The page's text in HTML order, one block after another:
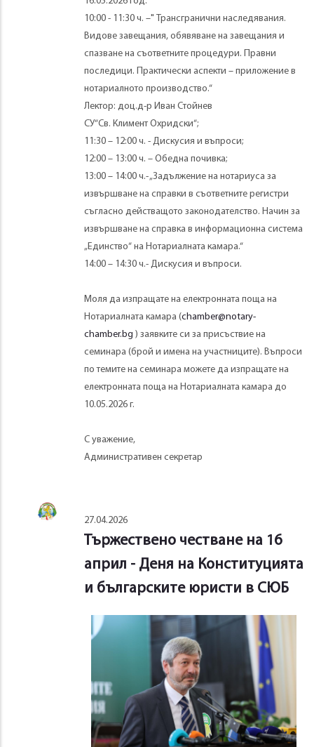
10:00 - 11:30 ч. –" Трансгранични наследявания.
Видове завещания, обявяване на завещания и
спазване на съответните процедури. Правни
последици. Практически аспекти – приложение в
нотариалното производство.“
Лектор: доц.д-р Иван Стойнев
СУ“Св. Климент Охридски“;
11:30 – 12:00 ч. - Дискусия и въпроси;
12:00 – 13:00 ч. – Обедна почивка;
13:00 – 14:00 ч.- „Задължение на нотариуса за
извършване на справки в съответните регистри
съгласно действащото законодателство. Начин за
извършване на справка в информационна система
„Единство“ на Нотариалната камара.“
14:00 – 14:30 ч.- Дискусия и въпроси.
Моля да изпращате на електронната поща на
Нотариалната камара (chamber@notary-
chamber.bg ) заявките си за присъствие на
семинара (брой и имена на участниците). Въпроси
по темите на семинара можете да изпращате на
електронната поща на Нотариалната камара до
10.05.2026 г.
С уважение,
Административен секретар
27.04.2026
Тържествено честване на 16
април - Деня на Конституцията
и българските юристи в СЮБ